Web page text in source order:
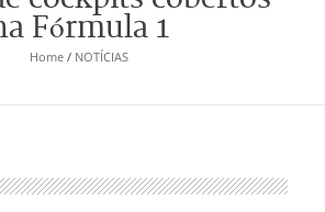
Fórmula 1
Home/ NOTÍCIAS